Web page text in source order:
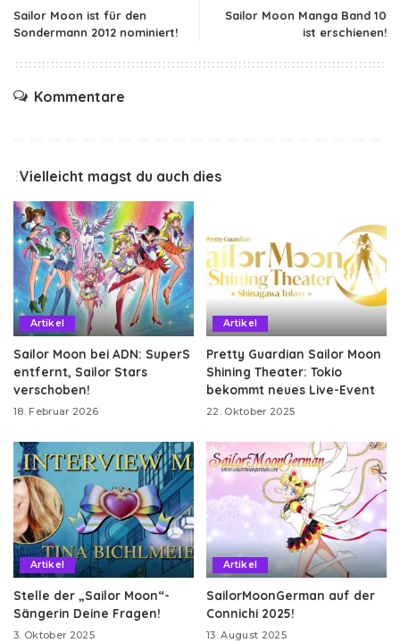
Sailor Moon ist für den
Sondermann 2012 nominiert!
Sailor Moon Manga Band 10
ist erschienen!
Kommentare
Vielleicht magst du auch dies
Artikel
Sailor Moon bei ADN: SuperS
entfernt, Sailor Stars
verschoben!
18. Februar 2026
Artikel
Pretty Guardian Sailor Moon
Shining Theater: Tokio
bekommt neues Live-Event
22. Oktober 2025
Artikel
Stelle der „Sailor Moon“-
Sängerin Deine Fragen!
3. Oktober 2025
Artikel
SailorMoonGerman auf der
Connichi 2025!
13. August 2025